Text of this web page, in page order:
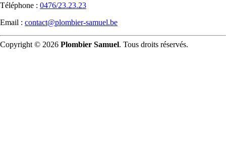
Téléphone : 0476/23.23.23
Email : contact@plombier-samuel.be
Copyright © 2026 Plombier Samuel. Tous droits réservés.